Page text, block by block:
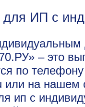
для ИП с
– это
по
или на нашем
ип с